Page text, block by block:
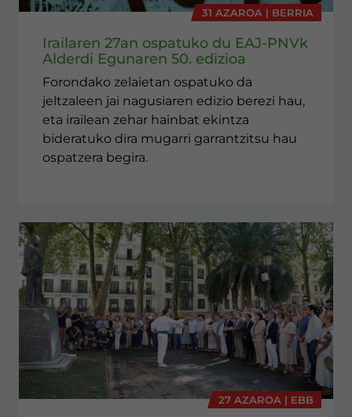
31 AZAROA | BERRIA
Irailaren 27an ospatuko du EAJ-PNVk
Alderdi Egunaren 50. edizioa
Forondako zelaietan ospatuko da
jeltzaleen jai nagusiaren edizio berezi hau,
eta irailean zehar hainbat ekintza
bideratuko dira mugarri garrantzitsu hau
ospatzera begira.
27 AZAROA | EBB